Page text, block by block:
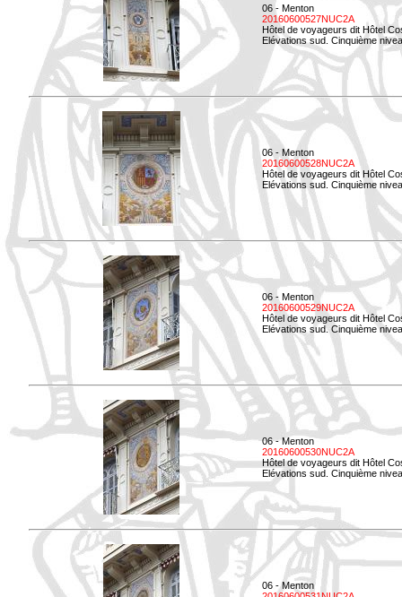
06 - Menton
20160600527NUC2A
Hôtel de voyageurs dit Hôtel
Elévations sud. Cinquième
06 - Menton
20160600528NUC2A
Hôtel de voyageurs dit Hôtel
Elévations sud. Cinquième
06 - Menton
20160600529NUC2A
Hôtel de voyageurs dit Hôtel
Elévations sud. Cinquième
06 - Menton
20160600530NUC2A
Hôtel de voyageurs dit Hôtel
Elévations sud. Cinquième
06 - Menton